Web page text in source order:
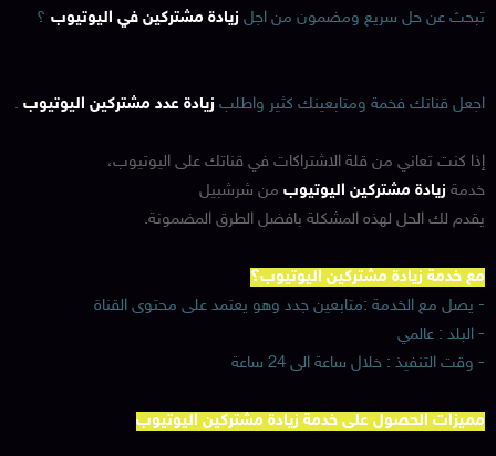
تبحث عن حل سريع ومضمون من اجل زيادة مشتركين في اليوتيوب ؟
اجعل قناتك فخمة ومتابعينك كثير واطلب زيادة عدد مشتركين اليوتيوب .
إذا كنت تعاني من قلة الاشتراكات في قناتك على اليوتيوب،
خدمة زيادة مشتركين اليوتيوب من شرشبيل
يقدم لك الحل لهذه المشكلة بافضل الطرق المضمونة.
مع خدمة زيادة مشتركين اليوتيوب؟
- يصل مع الخدمة :متابعين جدد وهو يعتمد على محتوى القناة
- البلد : عالمي
- وقت التنفيذ : خلال ساعة الى 24 ساعة
مميزات الحصول على خدمة زيادة مشتركين اليوتيوب